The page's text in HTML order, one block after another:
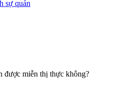
sự quán
được miễn thị thực không?